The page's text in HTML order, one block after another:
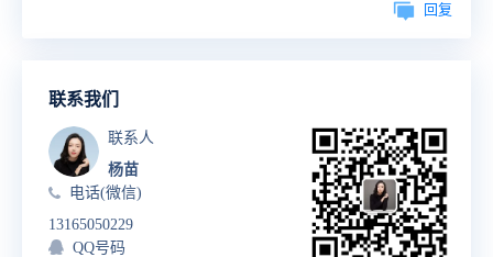
回复
联系我们
联系人
杨苗
电话(微信)
13165050229
QQ号码